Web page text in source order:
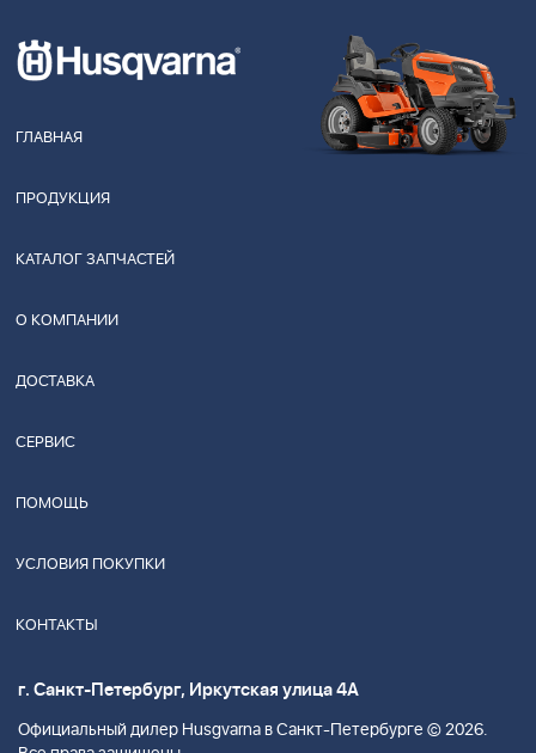
ГЛАВНАЯ
ПРОДУКЦИЯ
КАТАЛОГ ЗАПЧАСТЕЙ
О КОМПАНИИ
ДОСТАВКА
СЕРВИС
ПОМОЩЬ
УСЛОВИЯ ПОКУПКИ
КОНТАКТЫ
г. Санкт-Петербург, Иркутская улица 4А
Официальный дилер Husgvarna в Санкт-Петербурге © 2026.